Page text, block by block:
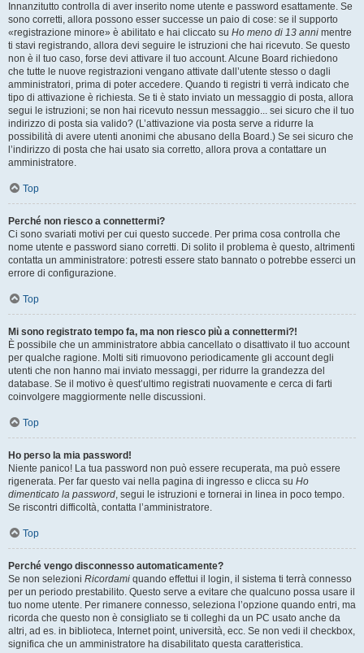
Innanzitutto controlla di aver inserito nome utente e password esattamente. Se
sono corretti, allora possono esser successe un paio di cose: se il supporto
«registrazione minore» è abilitato e hai cliccato su Ho meno di 13 anni mentre
ti stavi registrando, allora devi seguire le istruzioni che hai ricevuto. Se questo
non è il tuo caso, forse devi attivare il tuo account. Alcune Board richiedono
che tutte le nuove registrazioni vengano attivate dall’utente stesso o dagli
amministratori, prima di poter accedere. Quando ti registri ti verrà indicato che
tipo di attivazione è richiesta. Se ti è stato inviato un messaggio di posta, allora
segui le istruzioni; se non hai ricevuto nessun messaggio... sei sicuro che il tuo
indirizzo di posta sia valido? (L’attivazione via posta serve a ridurre la
possibilità di avere utenti anonimi che abusano della Board.) Se sei sicuro che
l’indirizzo di posta che hai usato sia corretto, allora prova a contattare un
amministratore.
Top
Perché non riesco a connettermi?
Ci sono svariati motivi per cui questo succede. Per prima cosa controlla che
nome utente e password siano corretti. Di solito il problema è questo, altrimenti
contatta un amministratore: potresti essere stato bannato o potrebbe esserci un
errore di configurazione.
Top
Mi sono registrato tempo fa, ma non riesco più a connettermi?!
È possibile che un amministratore abbia cancellato o disattivato il tuo account
per qualche ragione. Molti siti rimuovono periodicamente gli account degli
utenti che non hanno mai inviato messaggi, per ridurre la grandezza del
database. Se il motivo è quest’ultimo registrati nuovamente e cerca di farti
coinvolgere maggiormente nelle discussioni.
Top
Ho perso la mia password!
Niente panico! La tua password non può essere recuperata, ma può essere
rigenerata. Per far questo vai nella pagina di ingresso e clicca su Ho
dimenticato la password, segui le istruzioni e tornerai in linea in poco tempo.
Se riscontri difficoltà, contatta l’amministratore.
Top
Perché vengo disconnesso automaticamente?
Se non selezioni Ricordami quando effettui il login, il sistema ti terrà connesso
per un periodo prestabilito. Questo serve a evitare che qualcuno possa usare il
tuo nome utente. Per rimanere connesso, seleziona l’opzione quando entri, ma
ricorda che questo non è consigliato se ti colleghi da un PC usato anche da
altri, ad es. in biblioteca, Internet point, università, ecc. Se non vedi il checkbox,
significa che un amministratore ha disabilitato questa caratteristica.